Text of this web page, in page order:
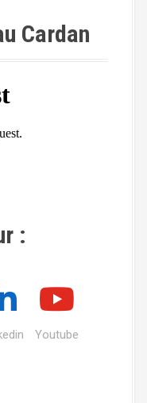
Cardan
:
Youtube